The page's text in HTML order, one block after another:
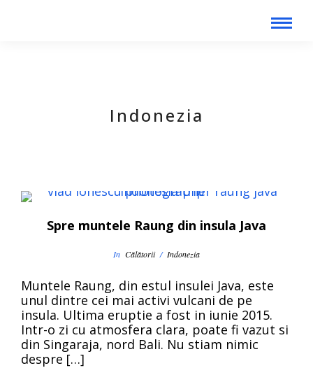
Indonezia
Spre muntele Raung din insula Java
In Călătorii/ Indonezia
Muntele Raung, din estul insulei Java, este
unul dintre cei mai activi vulcani de pe
insula. Ultima eruptie a fost in iunie 2015.
Intr-o zi cu atmosfera clara, poate fi vazut si
din Singaraja, nord Bali. Nu stiam nimic
despre […]